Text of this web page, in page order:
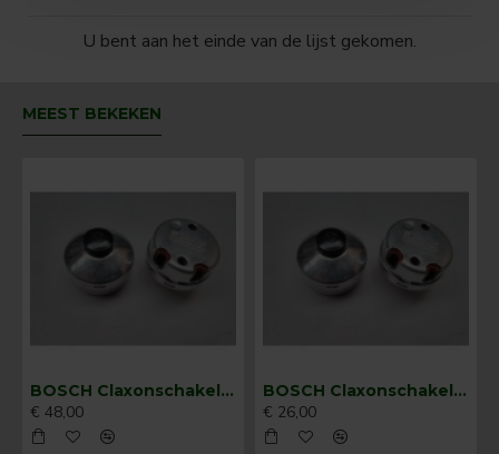
U bent aan het einde van de lijst gekomen.
MEEST BEKEKEN
BOSCH Claxonschakelaar opbouw ⌀ 35 mm 0343013001
€ 48,00
BOSCH Claxonschakelaar opbouw ⌀26 mm 0343007001
€ 26,00